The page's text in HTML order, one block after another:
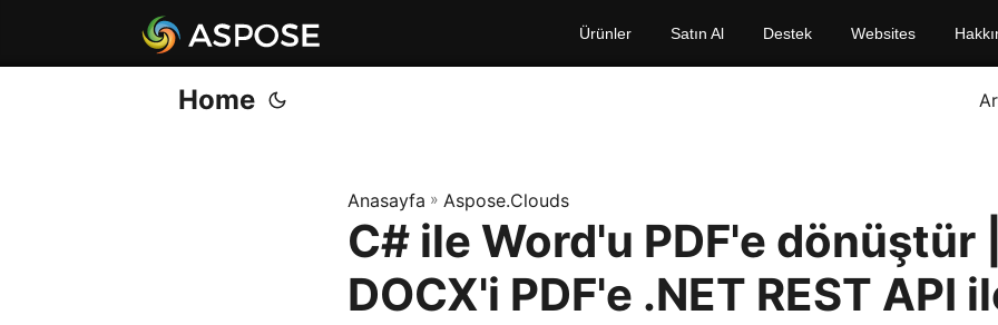
Ürünler Satın Al Destek Websites
Home
Anasayfa » Aspose.Clouds
C# ile Word'u PDF'e dönüştür |
DOCX'i PDF'e .NET REST API